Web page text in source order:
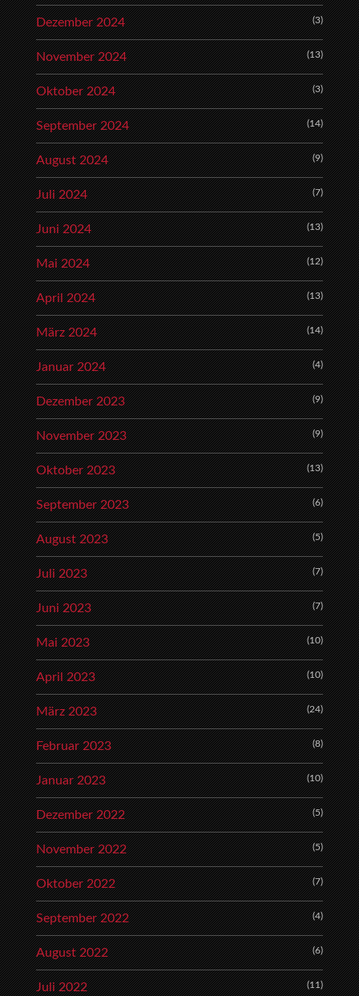
Dezember 2024 (3)
November 2024 (13)
Oktober 2024 (3)
September 2024 (14)
August 2024 (9)
Juli 2024 (7)
Juni 2024 (13)
Mai 2024 (12)
April 2024 (13)
März 2024 (14)
Januar 2024 (4)
Dezember 2023 (9)
November 2023 (9)
Oktober 2023 (13)
September 2023 (6)
August 2023 (5)
Juli 2023 (7)
Juni 2023 (7)
Mai 2023 (10)
April 2023 (10)
März 2023 (24)
Februar 2023 (8)
Januar 2023 (10)
Dezember 2022 (5)
November 2022 (5)
Oktober 2022 (7)
September 2022 (4)
August 2022 (6)
Juli 2022 (11)